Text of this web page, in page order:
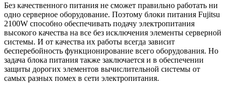
Без качественного питания не сможет правильно работать ни
одно серверное оборудование. Поэтому блоки питания Fujitsu
2100W способно обеспечивать подачу электропитания
высокого качества на все без исключения элементы серверной
системы. И от качества их работы всегда зависит
бесперебойность функционирование всего оборудования. Но
задача блока питания также заключается и в обеспечении
защиты дорогих элементов вычислительной системы от
самых разных помех в сети электропитания.